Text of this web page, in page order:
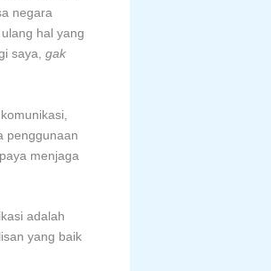
negara
hal yang
saya, gak
penggunaan
menjaga
adalah
yang baik